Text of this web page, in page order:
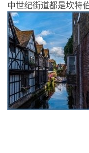
中世纪街道都是坎特